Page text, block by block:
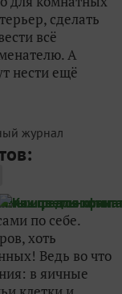
сделать
всё
А
нести ещё
журнал
по себе.
хоть
Ведь во что
в яичные